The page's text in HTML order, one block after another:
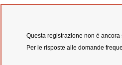
Questa registrazione non è ancora
Per le risposte alle domande